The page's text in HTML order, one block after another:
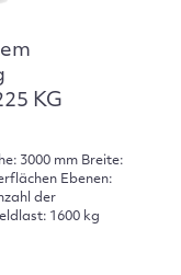
KG
3000 mm Breite:
Ebenen:
der
1600 kg